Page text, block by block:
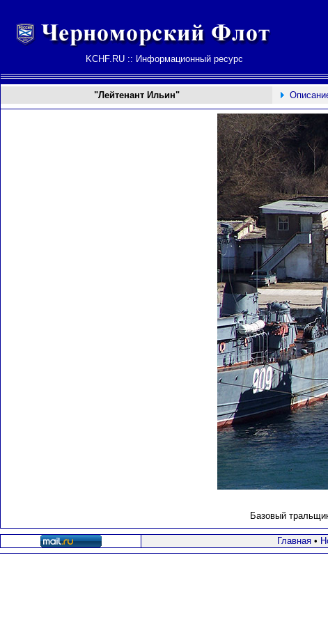
KCHF.RU :: Информационный ресурс
"Лейтенант Ильин"
Базовый
Главная•